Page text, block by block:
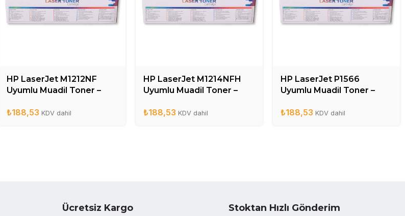
HP LaserJet M1212NF
Uyumlu Muadil Toner –
₺188,53 KDV dahil
HP LaserJet M1214NFH
Uyumlu Muadil Toner –
₺188,53 KDV dahil
HP LaserJet P1566
Uyumlu Muadil Toner –
₺188,53 KDV dahil
Ücretsiz Kargo Stoktan Hızlı Gönderim